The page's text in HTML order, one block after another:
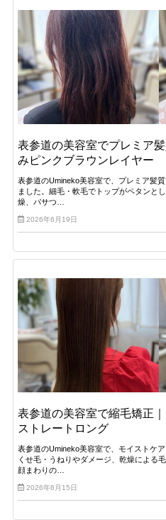
表参道の美容室でプレミア
みピンクブラウンレイヤー
表参道のUmineko美容室で、プレミア髪
ました。細毛・軟毛でトップがペタンと
燥、パサつ…
2026年6月19日
表参道の美容室で縮毛矯正
ストレートロング
表参道のUmineko美容室で、モイストケ
くせ毛・うねりやダメージ、乾燥による
顔まわりの…
2026年6月15日